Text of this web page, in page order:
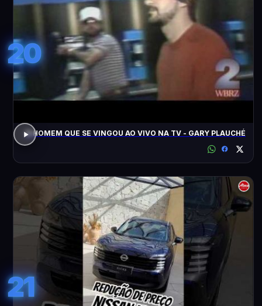
20
O HOMEM QUE SE VINGOU AO VIVO NA TV - GARY PLAUCHÉ
21